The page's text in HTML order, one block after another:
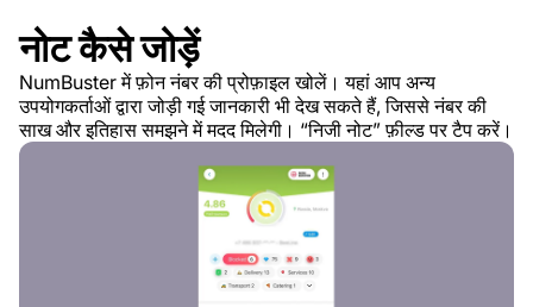
नोट कैसे जोड़ें
NumBuster में फ़ोन नंबर की प्रोफ़ाइल खोलें। यहां आप अन्य
उपयोगकर्ताओं द्वारा जोड़ी गई जानकारी भी देख सकते हैं, जिससे नंबर की
साख और इतिहास समझने में मदद मिलेगी। “निजी नोट” फ़ील्ड पर टैप करें।